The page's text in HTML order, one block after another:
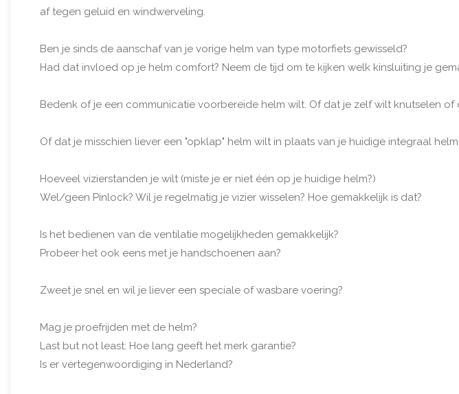
af tegen geluid en windwerveling.
Ben je sinds de aanschaf van je vorige helm van type motorfiets gewisseld?
Had dat invloed op je helm comfort? Neem de tijd om te kijken welk kinsluiting je
Bedenk of je een communicatie voorbereide helm wilt. Of dat je zelf wilt knutselen
Of dat je misschien liever een "opklap" helm wilt in plaats van je huidige integraal helm.
Hoeveel vizierstanden je wilt (miste je er niet één op je huidige helm?)
Wel/geen Pinlock? Wil je regelmatig je vizier wisselen? Hoe gemakkelijk is dat?
Is het bedienen van de ventilatie mogelijkheden gemakkelijk?
Probeer het ook eens met je handschoenen aan?
Zweet je snel en wil je liever een speciale of wasbare voering?
Mag je proefrijden met de helm?
Last but not least: Hoe lang geeft het merk garantie?
Is er vertegenwoordiging in Nederland?